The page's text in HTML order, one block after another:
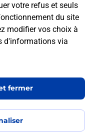
votre refus et seuls
du site
modifier vos choix à
d'informations via
fermer